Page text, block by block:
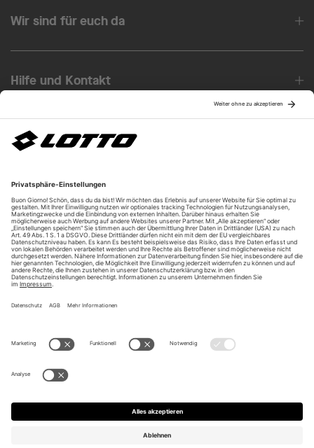
Wir sind für euch da
Hilfe und Kontakt
Über uns
Unsere Vorteile
Unsere Partner